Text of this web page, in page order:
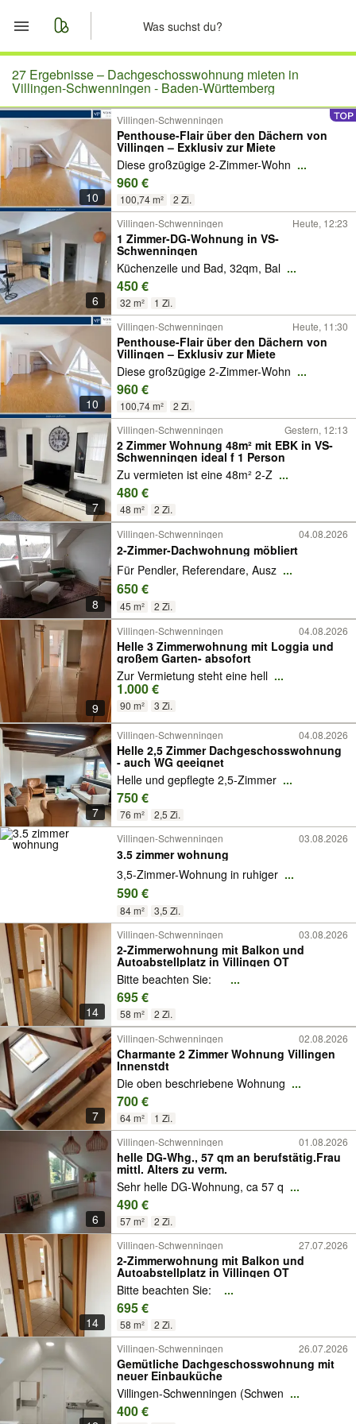
Start
Merkliste
Nachrichten
Anzeige aufgeben
27 Ergebnisse – Dachgeschosswohnung mieten in
Villingen-Schwenningen - Baden-Württemberg
10
Villingen-Schwenningen
Penthouse-Flair über den Dächern von
Villingen – Exklusiv zur Miete
Diese großzügige 2-Zimmer-Wohn ...
960 €
100,74 m² 2 Zi.
6
Villingen-Schwenningen Heute, 12:23
1 Zimmer-DG-Wohnung in VS-
Schwenningen
Küchenzeile und Bad, 32qm, Bal ...
450 €
32 m² 1 Zi.
10
Villingen-Schwenningen Heute, 11:30
Penthouse-Flair über den Dächern von
Villingen – Exklusiv zur Miete
Diese großzügige 2-Zimmer-Wohn ...
960 €
100,74 m² 2 Zi.
7
Villingen-Schwenningen Gestern, 12:13
2 Zimmer Wohnung 48m² mit EBK in VS-
Schwenningen ideal f 1 Person
Zu vermieten ist eine 48m² 2-Z ...
480 €
48 m² 2 Zi.
8
Villingen-Schwenningen 04.08.2026
2-Zimmer-Dachwohnung möbliert
Für Pendler, Referendare, Ausz ...
650 €
45 m² 2 Zi.
9
Villingen-Schwenningen 04.08.2026
Helle 3 Zimmerwohnung mit Loggia und
großem Garten- absofort
Zur Vermietung steht eine hell ...
1.000 €
90 m² 3 Zi.
7
Villingen-Schwenningen 04.08.2026
Helle 2,5 Zimmer Dachgeschosswohnung
- auch WG geeignet
Helle und gepflegte 2,5-Zimmer ...
750 €
76 m²
2,5 Zi.
Villingen-Schwenningen
03.08.2026
3.5 zimmer wohnung
3,5-Zimmer-Wohnung in ruhiger ...
590 €
84 m² 3,5 Zi.
14
Villingen-Schwenningen 03.08.2026
2-Zimmerwohnung mit Balkon und
Autoabstellplatz in Villingen OT
Bitte beachten Sie:
...
695 €
58 m² 2 Zi.
7
Villingen-Schwenningen 02.08.2026
Charmante 2 Zimmer Wohnung Villingen
Innenstdt
Die oben beschriebene Wohnung ...
700 €
64 m² 1 Zi.
6
Villingen-Schwenningen 01.08.2026
helle DG-Whg., 57 qm an berufstätig.Frau
mittl. Alters zu verm.
Sehr helle DG-Wohnung, ca 57 q ...
490 €
57 m² 2 Zi.
14
Villingen-Schwenningen 27.07.2026
2-Zimmerwohnung mit Balkon und
Autoabstellplatz in Villingen OT
Bitte beachten Sie:
...
695 €
58 m² 2 Zi.
Villingen-Schwenningen 26.07.2026
Gemütliche Dachgeschosswohnung mit
neuer Einbauküche
Villingen-Schwenningen (Schwen ...
400 €